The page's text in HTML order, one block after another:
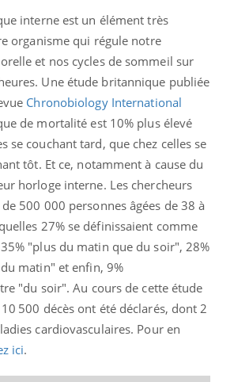
interne est un élément très
organisme qui régule notre
et nos cycles de sommeil sur
Une étude britannique publiée
Chronobiology International
de mortalité est 10% plus élevé
se couchant tard, que chez celles se
tôt. Et ce, notamment à cause du
horloge interne. Les chercheurs
500 000 personnes âgées de 38 à
27% se définissaient comme
"plus du matin que du soir", 28%
matin" et enfin, 9%
"du soir". Au cours de cette étude
10 500 décès ont été déclarés, dont 2
cardiovasculaires. Pour en
ici.